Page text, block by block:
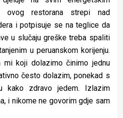
ovog restorana strepi nad
i potpisuje se na teglice da
u slučaju greške treba spaliti
u peruanskom korijenju.
mi koji dolazimo činimo jednu
često dolazim, ponekad s
kako zdravo jedem. Izlazim
i nikome ne govorim gdje sam